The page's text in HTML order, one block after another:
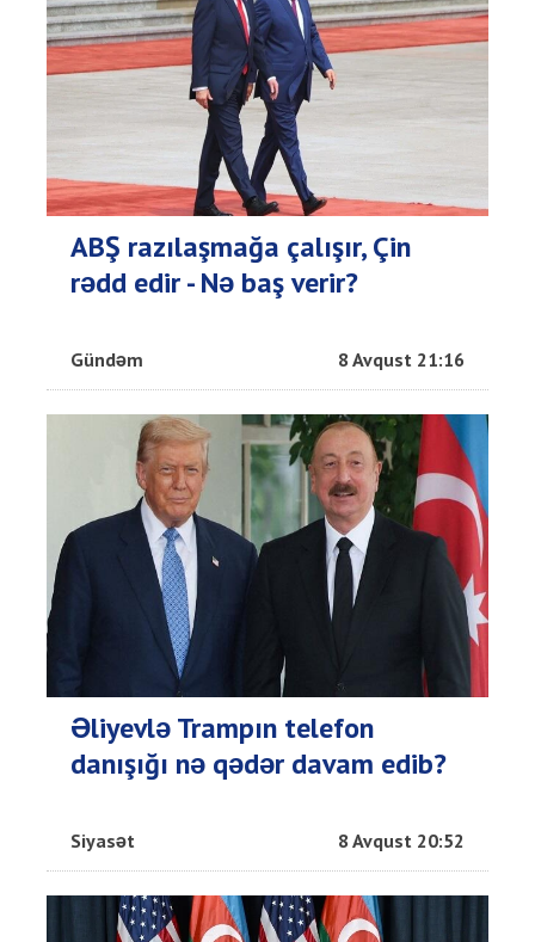
ABŞ razılaşmağa çalışır, Çin
rədd edir - Nə baş verir?
Gündəm 8 Avqust 21:16
Əliyevlə Trampın telefon
danışığı nə qədər davam edib?
Siyasət 8 Avqust 20:52